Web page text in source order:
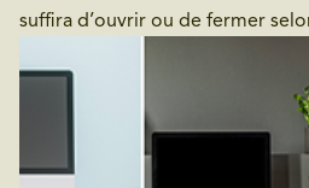
suffira d’ouvrir ou de fermer